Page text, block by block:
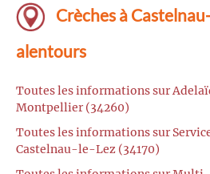
Crèches à
alentours
Toutes les informations sur
Montpellier (34260)
Toutes les informations sur
Castelnau-le-Lez (34170)